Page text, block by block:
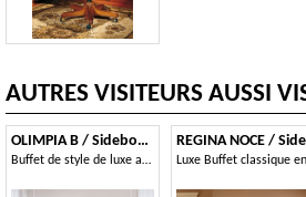
AUTRES VISITEURS AUSSI
OLIMPIA B / Sideboard with 3 doors
Buffet de style de luxe avec 3 portes, pour Salotti